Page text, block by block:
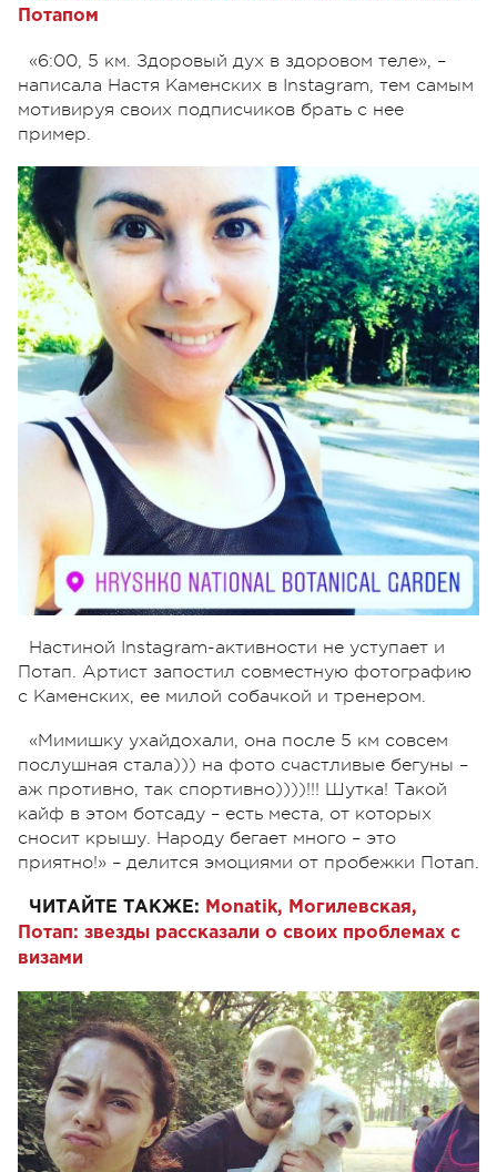
Потапом
«6:00, 5 км. Здоровый дух в здоровом теле», –
написала Настя Каменских в Instagram, тем самым
мотивируя своих подписчиков брать с нее
пример.
Настиной Instagram-активности не уступает и
Потап. Артист запостил совместную фотографию
с Каменских, ее милой собачкой и тренером.
«Мимишку ухайдохали, она после 5 км совсем
послушная стала))) на фото счастливые бегуны –
аж противно, так спортивно))))!!! Шутка! Такой
кайф в этом ботсаду – есть места, от которых
сносит крышу. Народу бегает много – это
приятно!» – делится эмоциями от пробежки Потап.
ЧИТАЙТЕ ТАКЖЕ: Monatik, Могилевская,
Потап: звезды рассказали о своих проблемах с
визами